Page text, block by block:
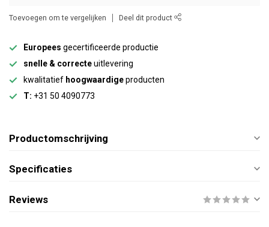
Toevoegen om te vergelijken Deel dit product
Europees gecertificeerde productie
snelle & correcteuitlevering
kwalitatief hoogwaardigeproducten
T: +31 50 4090773
Productomschrijving
Specificaties
Reviews